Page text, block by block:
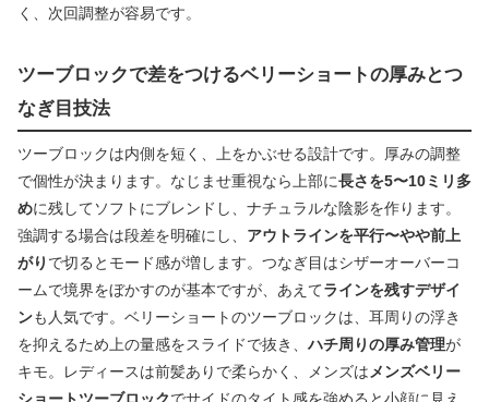
く、次回調整が容易です。
ツーブロックで差をつけるベリーショートの厚みとつ
なぎ目技法
ツーブロックは内側を短く、上をかぶせる設計です。厚みの調整
で個性が決まります。なじませ重視なら上部に長さを5〜10ミリ多
めに残してソフトにブレンドし、ナチュラルな陰影を作ります。
強調する場合は段差を明確にし、 アウトラインを平行〜やや前上
がり で切るとモード感が増します。つなぎ目はシザーオーバーコ
ームで境界をぼかすのが基本ですが、あえてラインを残すデザイ
ンも人気です。ベリーショートのツーブロックは、耳周りの浮き
を抑えるため上の量感をスライドで抜き、ハチ周りの厚み管理が
キモ。レディースは前髪ありで柔らかく、メンズはメンズベリー